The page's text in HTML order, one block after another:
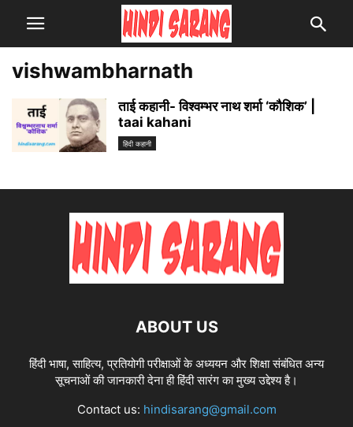
vishwambharnath
ताई कहानी- विश्वम्भर नाथ शर्मा ‘कौशिक’ |
taai kahani
हिंदी कहानी
ABOUT US
हिंदी भाषा, साहित्य, प्रतियोगी परीक्षाओं के अध्ययन और शिक्षा संबंधित अन्य
सूचनाओं की जानकारी देना ही हिंदी सारंग का मुख्य उद्देश्य है।
Contact us: hindisarang@gmail.com